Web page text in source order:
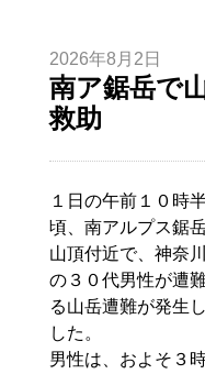
2026年8月2日
南ア鋸岳で
救助
１日の午前１０時
頃、南アルプス鋸
山頂付近で、神奈
の３０代男性が遭
る山岳遭難が発生
した。
男性は、およそ３